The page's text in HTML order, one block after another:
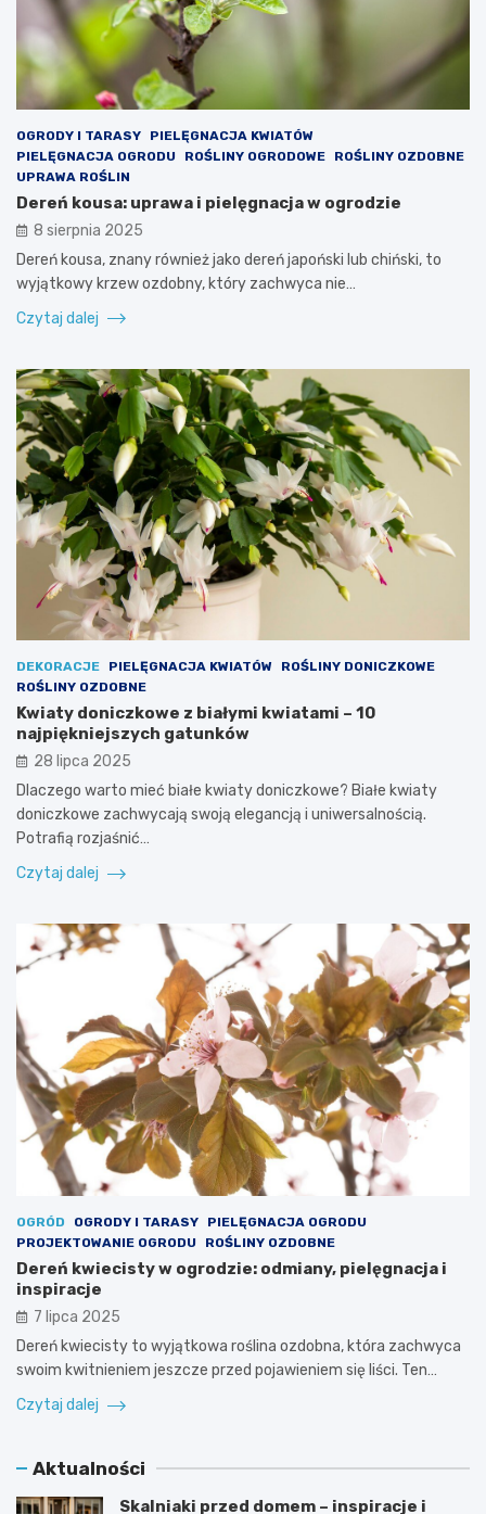
OGRODY I TARASY
PIELĘGNACJA KWIATÓW
PIELĘGNACJA OGRODU
ROŚLINY OGRODOWE
ROŚLINY OZDOBNE
UPRAWA ROŚLIN
Dereń kousa: uprawa i pielęgnacja w ogrodzie
8 sierpnia 2025
Dereń kousa, znany również jako dereń japoński lub chiński, to
wyjątkowy krzew ozdobny, który zachwyca nie…
Czytaj dalej
DEKORACJE PIELĘGNACJA KWIATÓW
ROŚLINY DONICZKOWE
ROŚLINY OZDOBNE
Kwiaty doniczkowe z białymi kwiatami – 10
najpiękniejszych gatunków
28 lipca 2025
Dlaczego warto mieć białe kwiaty doniczkowe? Białe kwiaty
doniczkowe zachwycają swoją elegancją i uniwersalnością.
Potrafią rozjaśnić…
Czytaj dalej
OGRÓD OGRODY I TARASY
PIELĘGNACJA OGRODU
PROJEKTOWANIE OGRODU
ROŚLINY OZDOBNE
Dereń kwiecisty w ogrodzie: odmiany, pielęgnacja i
inspiracje
7 lipca 2025
Dereń kwiecisty to wyjątkowa roślina ozdobna, która zachwyca
swoim kwitnieniem jeszcze przed pojawieniem się liści. Ten…
Czytaj dalej
Aktualności
Skalniaki przed domem – inspiracje i